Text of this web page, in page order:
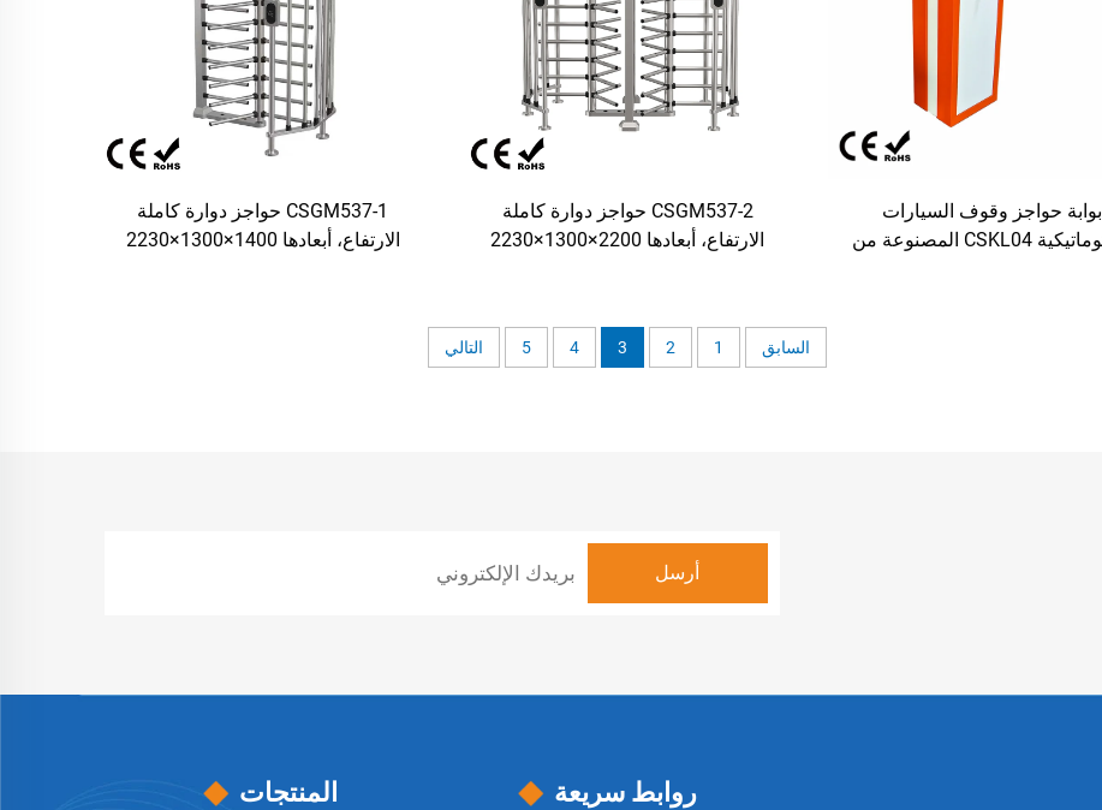
بوابة حواجز وقوف السيارات
الأوتوماتيكية CSKL04 المصنوعة من
CSGM537-2 حواجز دوارة كاملة
الارتفاع، أبعادها 2200×1300×2230
الحركة لضمان الأمن المروري
CSGM537-1 حواجز دوارة كاملة
الارتفاع، أبعادها 1400×1300×2230
السابق 1
2
3
4
5 التالي
روابط سريعة المنتجات